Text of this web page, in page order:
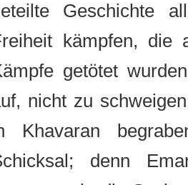
geteilte
Freiheit kämpfen,
Kämpfe getötet
auf, nicht zu
in Khavaran
Schicksal; denn